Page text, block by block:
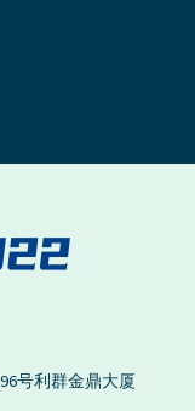
号利群金鼎大厦